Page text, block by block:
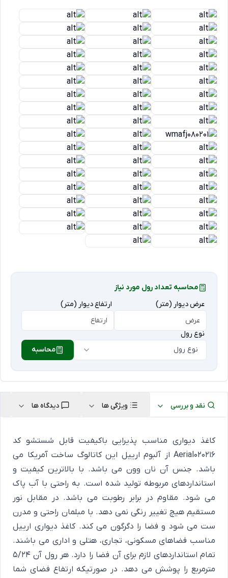
محاسبه تعداد رول مورد نیاز
عرض دیوار (متر)
ارتفاع دیوار (متر)
نوع رول
نوع رول
محاسبه
نقد و بررسی ویژگی ها دیدگاه ها
کاغذ دیواری مناسب پذیرایی باکیفیت قابل شستشو کد
Aerial020216 از آلبوم ارییل این کاتالوگ ساخت آمریکا می
باشد. جنس آن نان وون می باشد. با بالاترین کیفیت و
استانداردهای مربوطه تولید شده است. به راحتی با آب پاک
می شود. مقاوم در برابر رطوبت می باشد. در مقابل نور
مستقیم هیچ تغییر رنگی نمی دهد. با مبلمان راحتی و مدرن
ست می شود و فضا را دگرگون می کند. کاغذ دیواری ارییل
مناسب فضاهای مسکونی، تجاری، هتلی و اداری می باشند.
تمام استانداردهای لازم برای آن فضا را دارد. هر رول آن 5/24
مترمربع را پوشش می دهد. در صورتیکه ارتفاع فضای شما